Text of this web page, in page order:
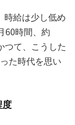
時給は少し低め
60時間、約
つて、こうした
た時代を思い